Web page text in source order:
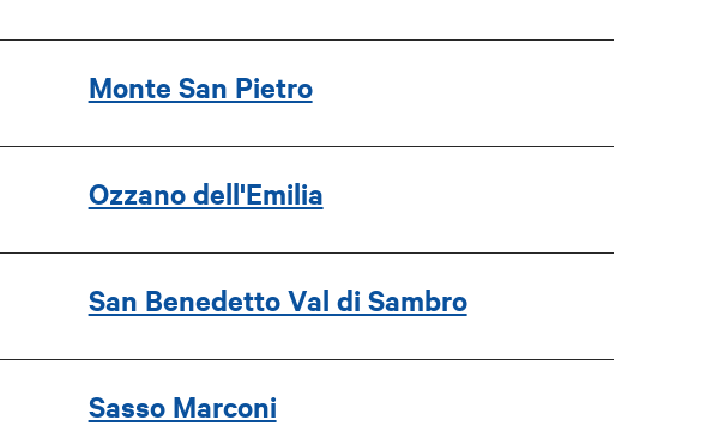
Monte San Pietro
Ozzano dell'Emilia
San Benedetto Val di Sambro
Sasso Marconi